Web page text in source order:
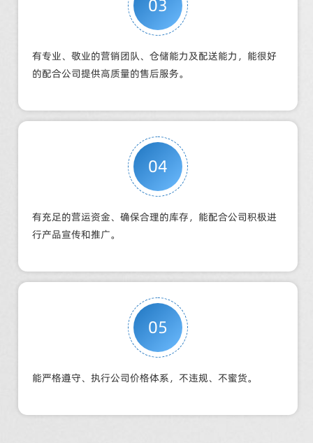
03
有专业、敬业的营销团队、仓储能力及配送能力，能很好
的配合公司提供高质量的售后服务。
04
有充足的营运资金、确保合理的库存，能配合公司积极进
行产品宣传和推广。
05
能严格遵守、执行公司价格体系，不违规、不蜜货。